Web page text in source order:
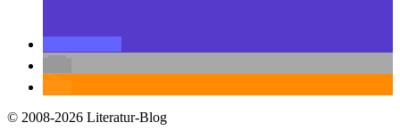
© 2008-2026 Literatur-Blog